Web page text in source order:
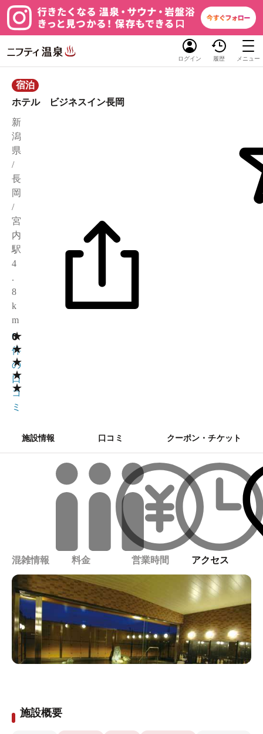
ログイン 履歴 メニュー
宿泊
ホテル ビジネスイン長岡
新
潟
県
/
長
岡
/
宮
内
駅
4
.
8
k
m
★
★
★
★
★
0
0
件
の
口
コ
ミ
施設情報 口コミ クーポン・チケット
混雑情報 料金 営業時間 アクセス
施設概要